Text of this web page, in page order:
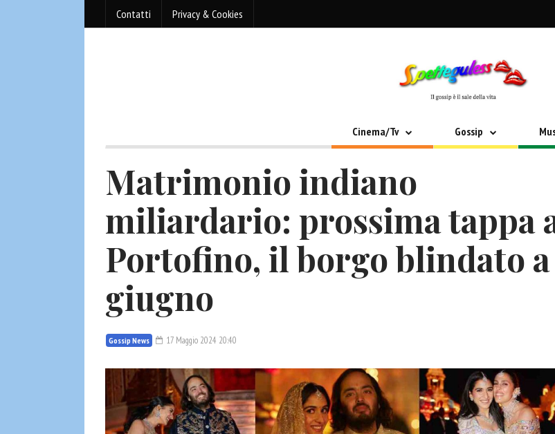
Contatti Privacy & Cookies
Cinema/Tv Gossip
Matrimonio indiano
miliardario: prossima tappa
Portofino, il borgo blindato a
giugno
Gossip News 17 Maggio 2024 20:40